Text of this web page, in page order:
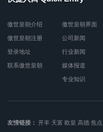
傲世皇朝介绍
傲世皇朝注册
登录地址
联系傲世皇朝
傲世皇朝界面
公司新闻
行业新闻
媒体报道
专业知识
友情链接： 开丰 天富 欧皇 高德 焦点